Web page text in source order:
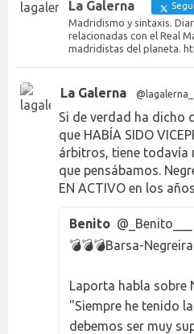
La Galerna
Madridismo y sintaxis.
relacionadas con el Real
madridistas del planeta.
La Galerna @lagalerna_
Si de verdad ha dicho
que HABÍA SIDO
árbitros, tiene todavía
que pensábamos.
EN ACTIVO en los
Benito @_Benito___
💣💣💣Barsa-Negreira
Laporta habla sobre
"Siempre he tenido
debemos ser muy